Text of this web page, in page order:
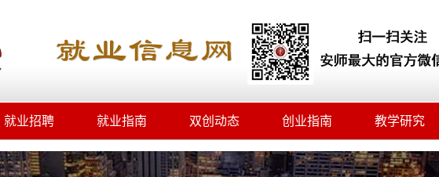
就业招聘 就业指南 双创动态 创业指南 教学研究